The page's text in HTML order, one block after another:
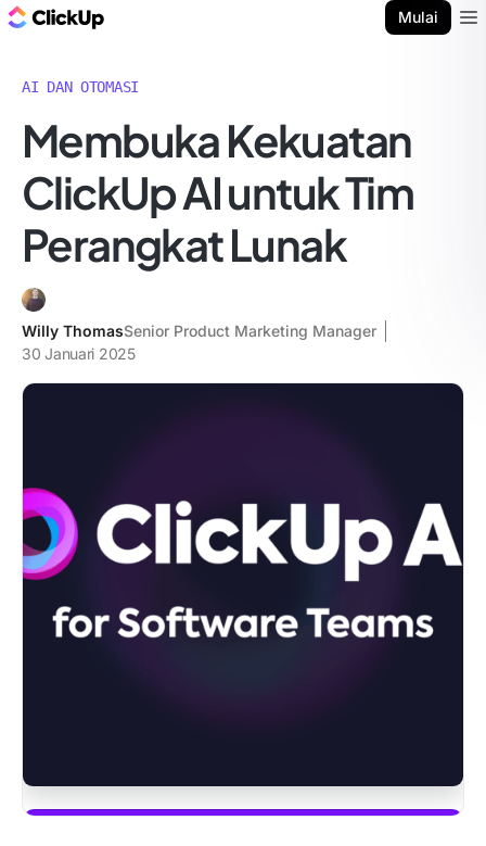
Mulai
AI DAN OTOMASI
Membuka Kekuatan
ClickUp AI untuk Tim
Perangkat Lunak
Willy ThomasSenior Product Marketing Manager
30 Januari 2025